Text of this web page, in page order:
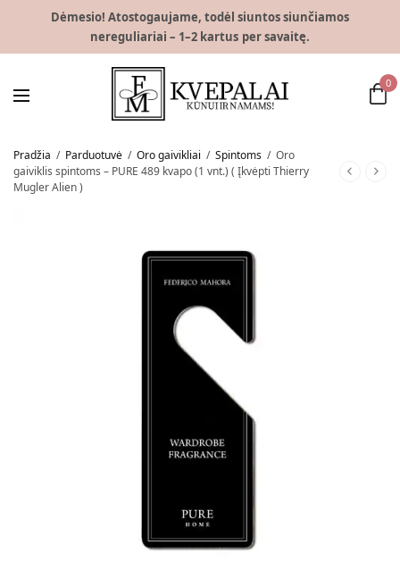
Dėmesio! Atostogaujame, todėl siuntos siunčiamos
nereguliariai – 1–2 kartus per savaitę.
0
Pradžia / Parduotuvė / Oro gaivikliai / Spintoms / Oro
gaiviklis spintoms – PURE 489 kvapo (1 vnt.) ( Įkvėpti Thierry
Mugler Alien )